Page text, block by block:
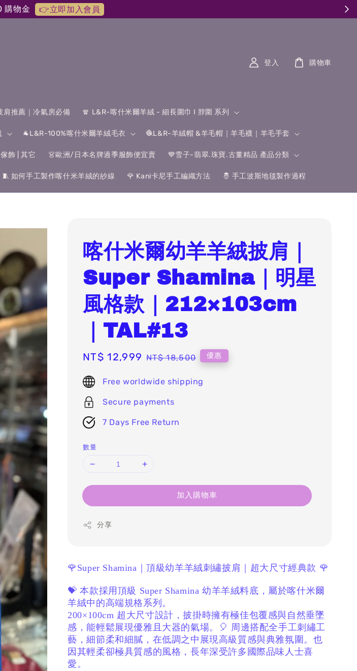
購物金 👉立即加入會員
肩推薦｜冷氣房必備 🧣 L&R-喀什米爾羊絨 - 細長圍巾 I 脖圍 系列
🐐L&R-100%喀什米爾羊絨毛衣 🧶L&R-羊絨帽 &羊毛帽｜羊毛襪｜羊毛手套
飾 | 其它 👗歐洲/日本名牌過季服飾便宜賣 💙雪子-翡翠.珠寶.古董精品 產品分類
🧵 如何手工製作喀什米羊絨的紗線 🌹 Kani卡尼手工編織方法 🤴 手工波斯地毯製作過程
登入 購物車
喀什米爾幼羊羊絨披肩｜
Super Shamina｜明星
風格款｜212×103cm
｜TAL#13
Sale
NT$ 12,999 Regular
NT$ 18,500 優惠
Free worldwide shipping
Secure payments
7 Days Free Return
數量
加入購物車
分享
🌹Super Shamina｜頂級幼羊羊絨刺繡披肩｜超大尺寸經典款 🌹
💝 本款採用頂級 Super Shamina 幼羊羊絨料底， 屬於喀什米爾
羊絨中的高端規格系列。
200×100cm 超大尺寸設計，披掛時擁有極佳包覆感與自然垂墜
感，能輕鬆展現優雅且大器的氣場。
🎈 周邊搭配全手工刺繡工
藝，細節柔和細膩， 在低調之中展現高級質感與典雅氛圍。 也
因其輕柔卻極具質感的風格， 長年深受許多國際品味人士喜
愛。